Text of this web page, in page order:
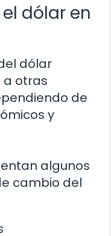
dólar en
dólar
a otras
de
y
algunos
cambio del